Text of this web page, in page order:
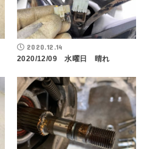
2020.12.14
2020/12/09 水曜日 晴れ